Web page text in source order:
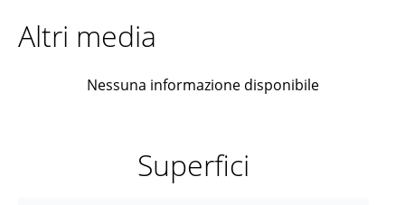
Altri media
Nessuna informazione disponibile
Superfici